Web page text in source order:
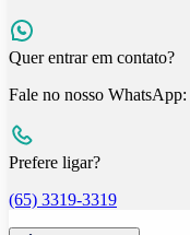
Quer entrar em contato?
Fale no nosso WhatsApp:
Prefere ligar?
(65) 3319-3319